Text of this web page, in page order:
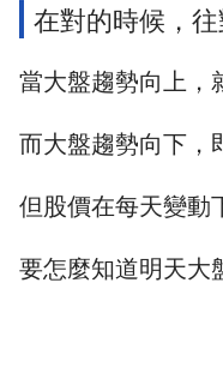
在對的時候，往
當大盤趨勢向上，
而大盤趨勢向下，
但股價在每天變動
要怎麼知道明天大